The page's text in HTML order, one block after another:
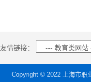
友情链接：
Copyright © 2022 上海市职